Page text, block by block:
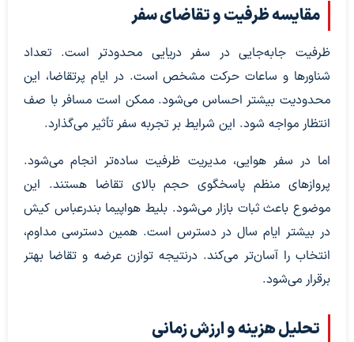
مقایسه ظرفیت و تقاضای سفر
ظرفیت جابه‌جایی در سفر دریایی محدودتر است. تعداد
شناورها و ساعات حرکت مشخص است. در ایام پرتقاضا، این
محدودیت بیشتر احساس می‌شود. ممکن است مسافر با صف
انتظار مواجه شود. این شرایط بر تجربه سفر تأثیر می‌گذارد.
اما در سفر هوایی، مدیریت ظرفیت ساده‌تر انجام می‌شود.
پروازهای منظم پاسخگوی حجم بالای تقاضا هستند. این
موضوع باعث ثبات بازار می‌شود. بلیط هواپیما بندرعباس کیش
در بیشتر ایام سال در دسترس است. همین دسترسی مداوم،
انتخاب را آسان‌تر می‌کند. درنتیجه توازن عرضه و تقاضا بهتر
برقرار می‌شود.
تحلیل هزینه و ارزش زمانی